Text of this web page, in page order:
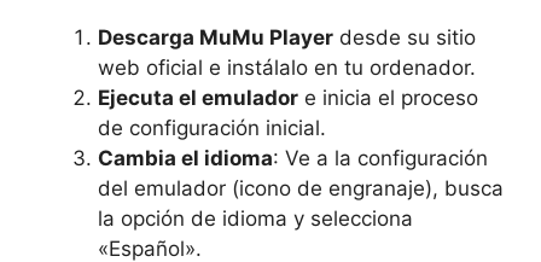
Descarga MuMu Player desde su sitio
web oficial e instálalo en tu ordenador.
Ejecuta el emulador e inicia el proceso
de configuración inicial.
Cambia el idioma: Ve a la configuración
del emulador (icono de engranaje), busca
la opción de idioma y selecciona
«Español».